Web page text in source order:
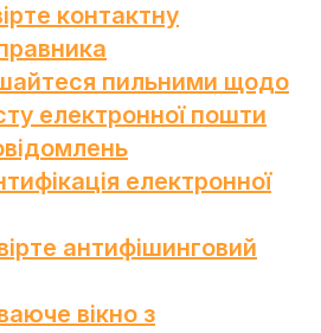
контактну
пильними щодо
електронної пошти
електронної
антифішинговий
вікно з